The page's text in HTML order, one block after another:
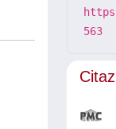
563